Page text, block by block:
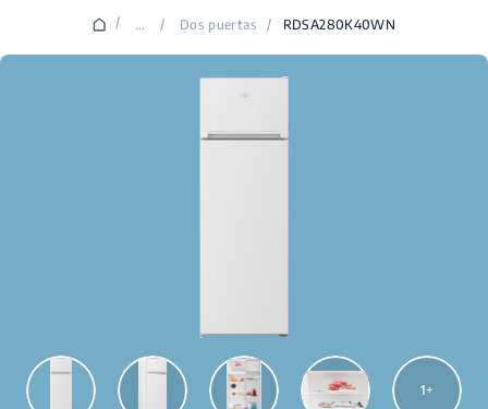
/ ... / Dos puertas / RDSA280K40WN
1